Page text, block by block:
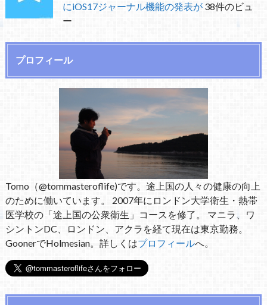
にiOS17ジャーナル機能の発表が 38件のビュ
ー
プロフィール
Tomo（@tommasteroflife)です。途上国の人々の健康の向上
のために働いています。 2007年にロンドン大学衛生・熱帯
医学校の「途上国の公衆衛生」コースを修了。 マニラ、ワ
シントンDC、ロンドン、アクラを経て現在は東京勤務。
GoonerでHolmesian。詳しくはプロフィールへ。